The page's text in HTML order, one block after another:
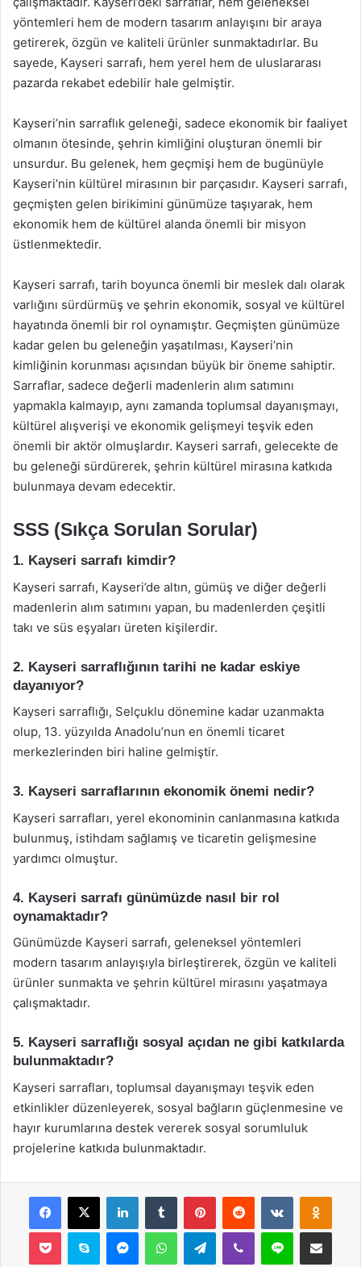
yöntemleri hem de modern tasarım anlayışını bir araya
getirerek, özgün ve kaliteli ürünler sunmaktadırlar. Bu
sayede, Kayseri sarrafı, hem yerel hem de uluslararası
pazarda rekabet edebilir hale gelmiştir.
Kayseri’nin sarraflık geleneği, sadece ekonomik bir faaliyet
olmanın ötesinde, şehrin kimliğini oluşturan önemli bir
unsurdur. Bu gelenek, hem geçmişi hem de bugünüyle
Kayseri’nin kültürel mirasının bir parçasıdır. Kayseri sarrafı,
geçmişten gelen birikimini günümüze taşıyarak, hem
ekonomik hem de kültürel alanda önemli bir misyon
üstlenmektedir.
Kayseri sarrafı, tarih boyunca önemli bir meslek dalı olarak
varlığını sürdürmüş ve şehrin ekonomik, sosyal ve kültürel
hayatında önemli bir rol oynamıştır. Geçmişten günümüze
kadar gelen bu geleneğin yaşatılması, Kayseri’nin
kimliğinin korunması açısından büyük bir öneme sahiptir.
Sarraflar, sadece değerli madenlerin alım satımını
yapmakla kalmayıp, aynı zamanda toplumsal dayanışmayı,
kültürel alışverişi ve ekonomik gelişmeyi teşvik eden
önemli bir aktör olmuşlardır. Kayseri sarrafı, gelecekte de
bu geleneği sürdürerek, şehrin kültürel mirasına katkıda
bulunmaya devam edecektir.
SSS (Sıkça Sorulan Sorular)
1. Kayseri sarrafı kimdir?
Kayseri sarrafı, Kayseri’de altın, gümüş ve diğer değerli
madenlerin alım satımını yapan, bu madenlerden çeşitli
takı ve süs eşyaları üreten kişilerdir.
2. Kayseri sarraflığının tarihi ne kadar eskiye
dayanıyor?
Kayseri sarraflığı, Selçuklu dönemine kadar uzanmakta
olup, 13. yüzyılda Anadolu’nun en önemli ticaret
merkezlerinden biri haline gelmiştir.
3. Kayseri sarraflarının ekonomik önemi nedir?
Kayseri sarrafları, yerel ekonominin canlanmasına katkıda
bulunmuş, istihdam sağlamış ve ticaretin gelişmesine
yardımcı olmuştur.
4. Kayseri sarrafı günümüzde nasıl bir rol
oynamaktadır?
Günümüzde Kayseri sarrafı, geleneksel yöntemleri
modern tasarım anlayışıyla birleştirerek, özgün ve kaliteli
ürünler sunmakta ve şehrin kültürel mirasını yaşatmaya
çalışmaktadır.
5. Kayseri sarraflığı sosyal açıdan ne gibi katkılarda
bulunmaktadır?
Kayseri sarrafları, toplumsal dayanışmayı teşvik eden
etkinlikler düzenleyerek, sosyal bağların güçlenmesine ve
hayır kurumlarına destek vererek sosyal sorumluluk
projelerine katkıda bulunmaktadır.
Facebook
X LinkedInTumblr PinterestReddit VKontakte
Pocket Skype MessengerWhatsAppTelegramViber Line E-Posta ile